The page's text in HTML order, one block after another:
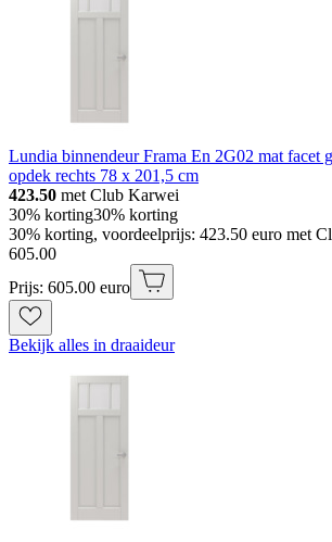
Lundia binnendeur Frama En 2G02 mat facet
opdek rechts 78 x 201,5 cm
423.50 met Club Karwei
30% korting30% korting
30% korting, voordeelprijs: 423.50 euro met
605.00
Prijs: 605.00 euro
Bekijk alles in draaideur